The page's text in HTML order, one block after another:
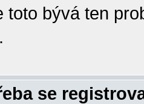
toto bývá ten
se